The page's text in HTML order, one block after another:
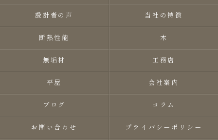
設計者の声 当社の特徴
断熱性能 木
無垢材 工務店
平屋 会社案内
ブログ コラム
お問い合わせ プライバシーポリシー